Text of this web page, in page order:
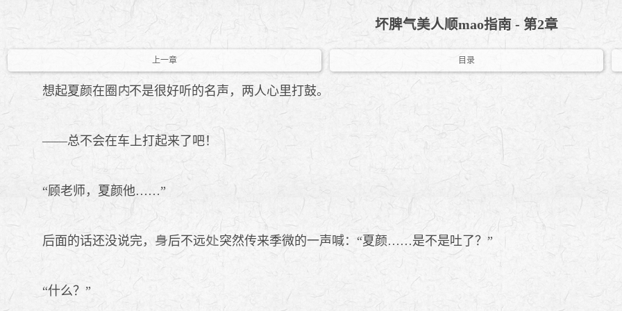
坏脾气美人顺mao指南 - 第2章
上一章 目录
想起夏颜在圈 不是很好听的名声，两人心里打鼓。
——总不会在车上打起来了吧！
“顾老师，夏颜他……”
后面的话还没说完， 后不远 突然传来季微的一声喊：“夏颜……是不是吐了？”
“什么？”